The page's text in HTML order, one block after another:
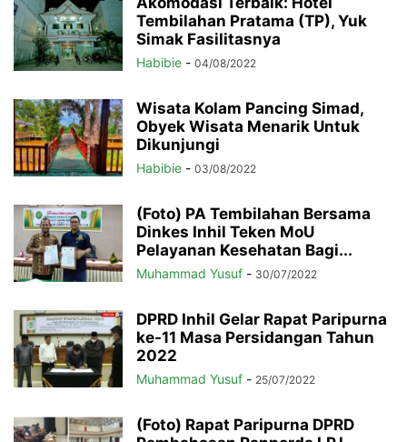
Tembilahan Pratama (TP), Yuk
Simak Fasilitasnya
Habibie - 04/08/2022
Wisata Kolam Pancing Simad,
Obyek Wisata Menarik Untuk
Dikunjungi
Habibie - 03/08/2022
(Foto) PA Tembilahan Bersama
Dinkes Inhil Teken MoU
Pelayanan Kesehatan Bagi...
Muhammad Yusuf - 30/07/2022
DPRD Inhil Gelar Rapat Paripurna
ke-11 Masa Persidangan Tahun
2022
Muhammad Yusuf - 25/07/2022
(Foto) Rapat Paripurna DPRD